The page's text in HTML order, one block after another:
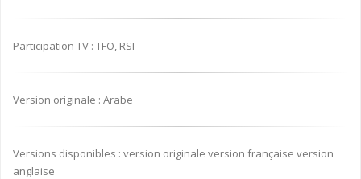
Participation TV : TFO, RSI
Version originale : Arabe
Versions disponibles : version originale version française version
anglaise